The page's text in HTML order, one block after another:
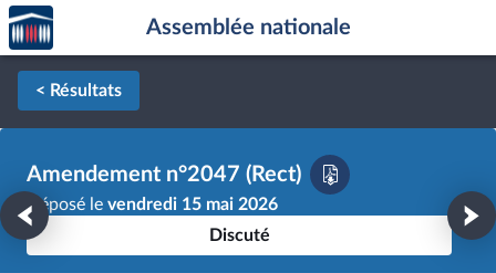
Aller au contenu
Aller en bas de la page
Accèder
à la
page
d'accueil
Assemblée nationale
< Résultats
Amendement n°2047 (Rect)
Déposé le vendredi 15 mai 2026
Discuté